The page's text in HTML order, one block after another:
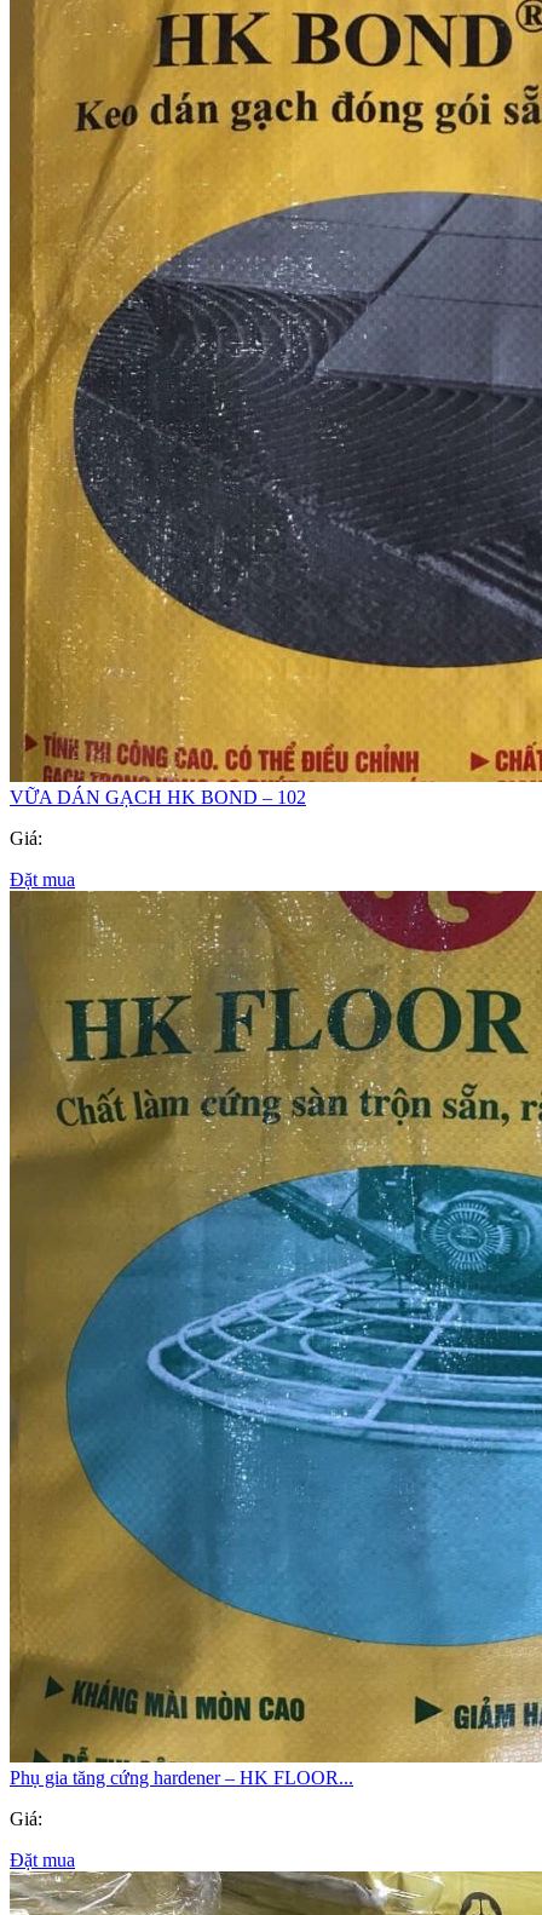
VỮA DÁN GẠCH HK BOND – 102
Giá:
Đặt mua
Phụ gia tăng cứng hardener – HK FLOOR...
Giá:
Đặt mua